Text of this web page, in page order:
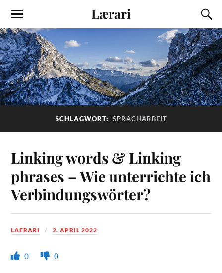
Lærari
SCHLAGWORT: SPRACHARBEIT
Linking words & Linking
phrases – Wie unterrichte ich
Verbindungswörter?
LAERARI 2. APRIL 2022
0 0